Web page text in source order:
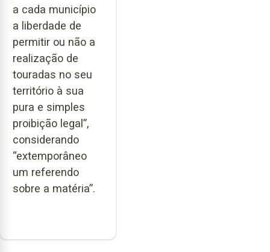
a cada município
a liberdade de
permitir ou não a
realização de
touradas no seu
território à sua
pura e simples
proibição legal”,
considerando
“extemporâneo
um referendo
sobre a matéria”.